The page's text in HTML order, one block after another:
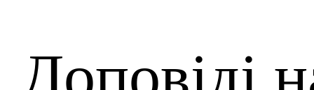
Доповіді